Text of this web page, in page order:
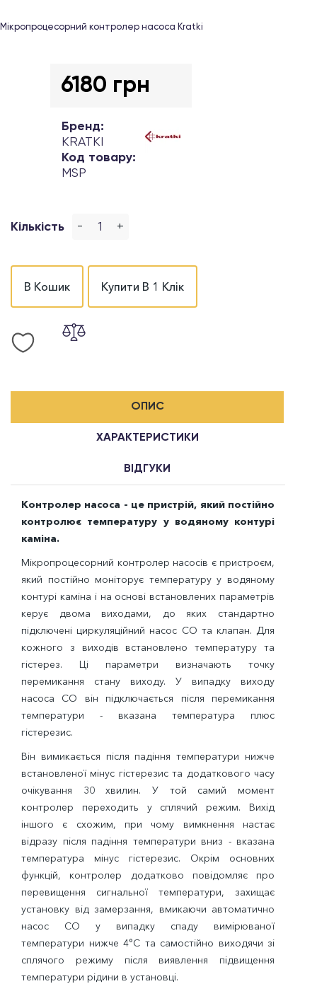
Мікропроцесорний контролер насоса Kratki
6180 грн
Бренд:
KRATKI
Код товару:
MSP
Кількість - +
В Кошик Купити В 1 Клік
ОПИС
ХАРАКТЕРИСТИКИ
ВІДГУКИ
Контролер насоса - це пристрій, який постійно
контролює температуру у водяному контурі
каміна.
Мікропроцесорний контролер насосів є пристроєм,
який постійно моніторує температуру у водяному
контурі каміна і на основі встановлених параметрів
керує двома виходами, до яких стандартно
підключені циркуляційний насос СО та клапан. Для
кожного з виходів встановлено температуру та
гістерез. Ці параметри визначають точку
перемикання стану виходу. У випадку виходу
насоса СО він підключається після перемикання
температури - вказана температура плюс
гістерезис.
Він вимикається після падіння температури нижче
встановленої мінус гістерезис та додаткового часу
очікування 30 хвилин. У той самий момент
контролер переходить у сплячий режим. Вихід
іншого є схожим, при чому вимкнення настає
відразу після падіння температури вниз - вказана
температура мінус гістерезис. Окрім основних
функцій, контролер додатково повідомляє про
перевищення сигнальної температури, захищає
установку від замерзання, вмикаючи автоматично
насос СО у випадку спаду вимірюваної
температури нижче 4°C та самостійно виходячи зі
сплячого режиму після виявлення підвищення
температури рідини в установці.